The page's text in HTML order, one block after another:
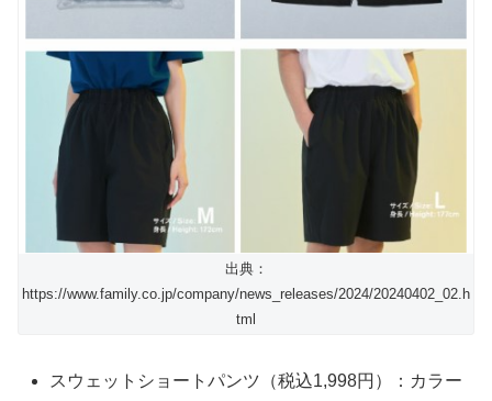
出典：
https://www.family.co.jp/company/news_releases/2024/20240402_02.h
tml
スウェットショートパンツ（税込1,998円）：カラー